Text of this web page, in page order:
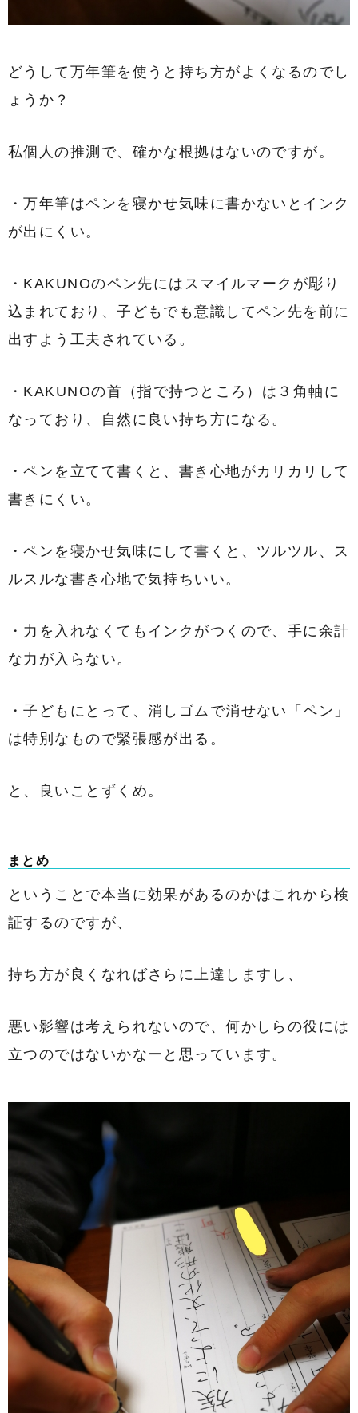
どうして万年筆を使うと持ち方がよくなるのでし
ょうか？
私個人の推測で、確かな根拠はないのですが。
・万年筆はペンを寝かせ気味に書かないとインク
が出にくい。
・KAKUNOのペン先にはスマイルマークが彫り
込まれており、子どもでも意識してペン先を前に
出すよう工夫されている。
・KAKUNOの首（指で持つところ）は３角軸に
なっており、自然に良い持ち方になる。
・ペンを立てて書くと、書き心地がカリカリして
書きにくい。
・ペンを寝かせ気味にして書くと、ツルツル、ス
ルスルな書き心地で気持ちいい。
・力を入れなくてもインクがつくので、手に余計
な力が入らない。
・子どもにとって、消しゴムで消せない「ペン」
は特別なもので緊張感が出る。
と、良いことずくめ。
まとめ
ということで本当に効果があるのかはこれから検
証するのですが、
持ち方が良くなればさらに上達しますし、
悪い影響は考えられないので、何かしらの役には
立つのではないかなーと思っています。